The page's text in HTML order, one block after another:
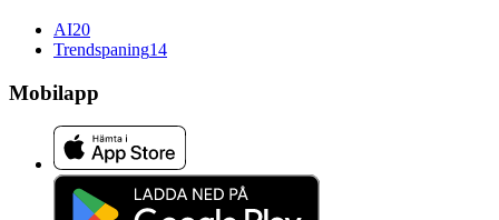
AI20
Trendspaning14
Mobilapp